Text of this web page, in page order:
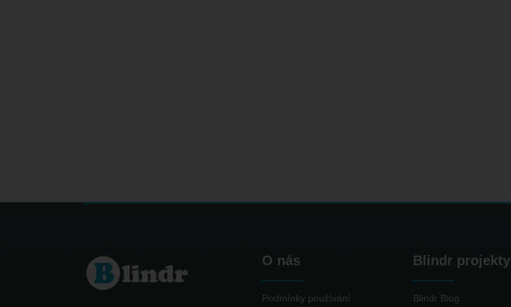
O nás
Podmínky používání
Blindr projekty
Blindr Blog